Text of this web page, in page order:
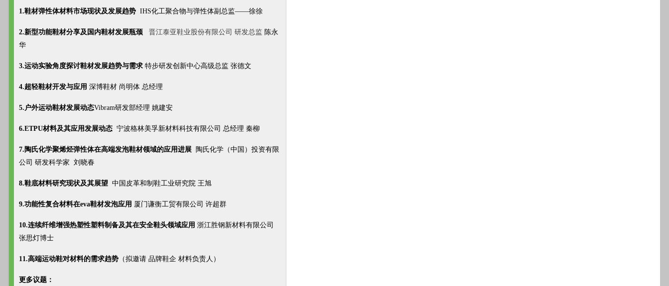
1.鞋材弹性体材料市场现状及发展趋势 IHS化工聚合物与弹性体副总监——徐徐
2.新型功能鞋材分享及国内鞋材发展瓶颈 晋江泰亚鞋业股份有限公司 研发总监 陈永
华
3.运动实验角度探讨鞋材发展趋势与需求 特步研发创新中心高级总监 张德文
4.超轻鞋材开发与应用 深博鞋材 尚明体 总经理
5.户外运动鞋材发展动态Vibram研发部经理 姚建安
6.ETPU材料及其应用发展动态 宁波格林美孚新材料科技有限公司 总经理 秦柳
7.陶氏化学聚烯烃弹性体在高端发泡鞋材领域的应用进展 陶氏化学（中国）投资有限
公司 研发科学家 刘晓春
8.鞋底材料研究现状及其展望 中国皮革和制鞋工业研究院 王旭
9.功能性复合材料在eva鞋材发泡应用 厦门谦衡工贸有限公司 许超群
10.连续纤维增强热塑性塑料制备及其在安全鞋头领域应用 浙江胜钢新材料有限公司
张思灯博士
11.高端运动鞋对材料的需求趋势 （拟邀请 品牌鞋企 材料负责人）
更多议题：